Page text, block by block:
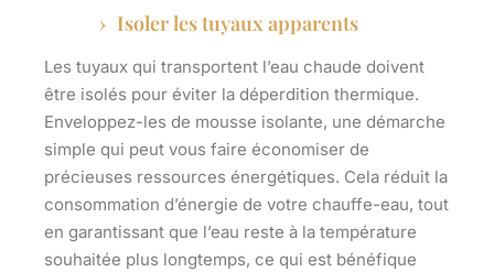
Isoler les tuyaux apparents
Les tuyaux qui transportent l’eau chaude doivent
être isolés pour éviter la déperdition thermique.
Enveloppez-les de mousse isolante, une démarche
simple qui peut vous faire économiser de
précieuses ressources énergétiques. Cela réduit la
consommation d’énergie de votre chauffe-eau, tout
en garantissant que l’eau reste à la température
souhaitée plus longtemps, ce qui est bénéfique